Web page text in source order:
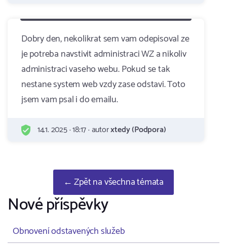
Dobry den, nekolikrat sem vam odepisoval ze
je potreba navstivit administraci WZ a nikoliv
administraci vaseho webu. Pokud se tak
nestane system web vzdy zase odstavi. Toto
jsem vam psal i do emailu.
14.1. 2025 · 18:17 · autorxtedy (Podpora)
← Zpět na všechna témata
Nové příspěvky
Obnovení odstavených služeb